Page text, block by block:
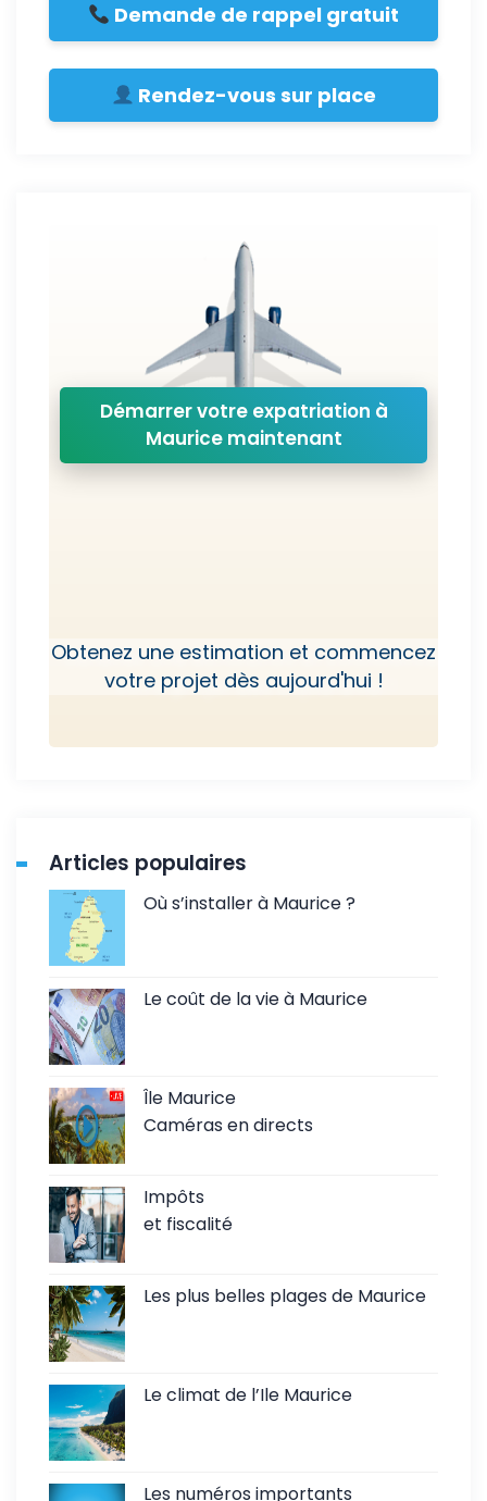
Demande de rappel gratuit
Rendez-vous sur place
Démarrer votre expatriation à
Maurice maintenant
Obtenez une estimation et commencez
votre projet dès aujourd'hui !
Articles populaires
Où s’installer à Maurice ?
Le coût de la vie à Maurice
Île Maurice
Caméras en directs
Impôts
et fiscalité
Les plus belles plages de Maurice
Le climat de l’Ile Maurice
Les numéros importants